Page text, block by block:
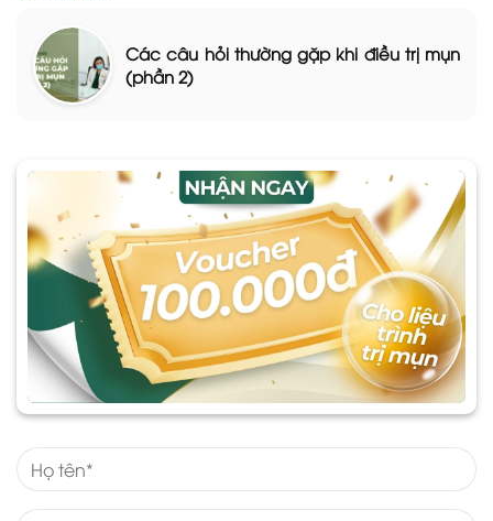
Các câu hỏi thường gặp khi điều trị mụn
(phần 2)